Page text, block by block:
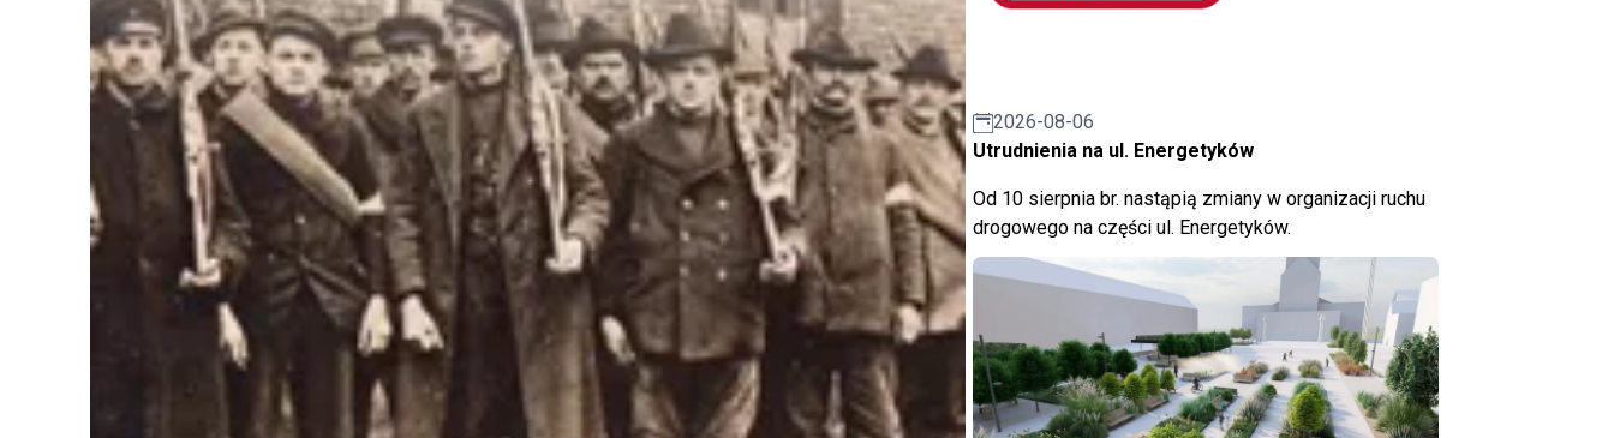
2026-08-06
Utrudnienia na ul. Energetyków
Od 10 sierpnia br. nastąpią zmiany w organizacji ruchu
drogowego na części ul. Energetyków.